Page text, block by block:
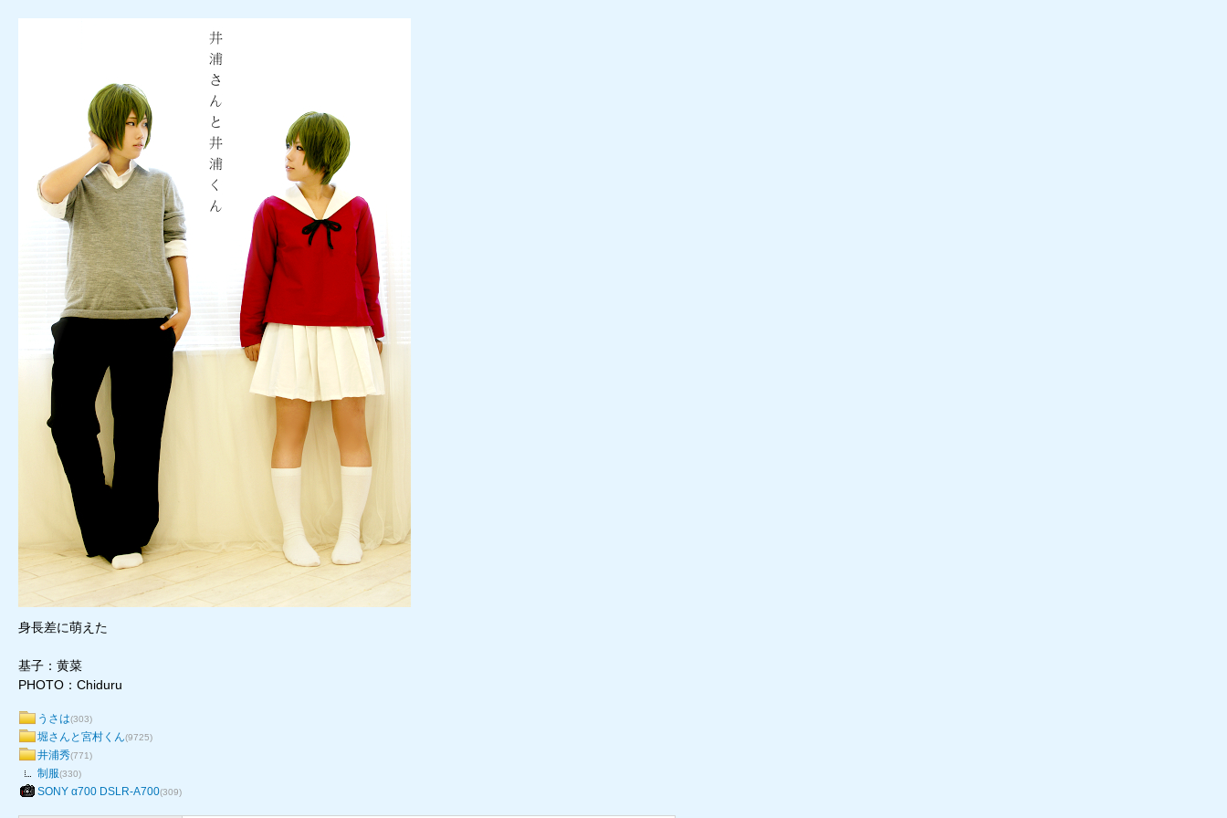
身長差に萌えた
基子：黄菜
PHOTO：Chiduru
うさは(303)
堀さんと宮村くん(9725)
井浦秀(771)
制服(330)
SONY α700 DSLR-A700(309)